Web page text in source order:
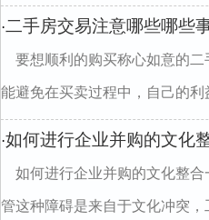
·二手房交易注意哪些哪些
要想顺利的购买称心如意的
能避免在买卖过程中，自己的
·如何进行企业并购的文化
如何进行企业并购的文化整
管这种障碍是来自于文化冲突